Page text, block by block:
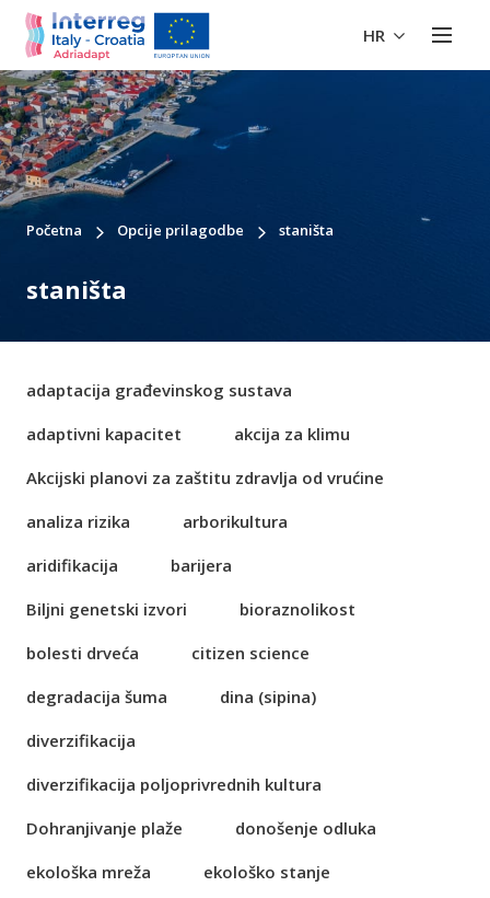
HR
Početna Opcije prilagodbe staništa
staništa
adaptacija građevinskog sustava
adaptivni kapacitet
akcija za klimu
Akcijski planovi za zaštitu zdravlja od vrućine
analiza rizika
arborikultura
aridifikacija
barijera
Biljni genetski izvori
bioraznolikost
bolesti drveća
citizen science
degradacija šuma
dina (sipina)
diverzifikacija
diverzifikacija poljoprivrednih kultura
Dohranjivanje plaže
donošenje odluka
ekološka mreža
ekološko stanje